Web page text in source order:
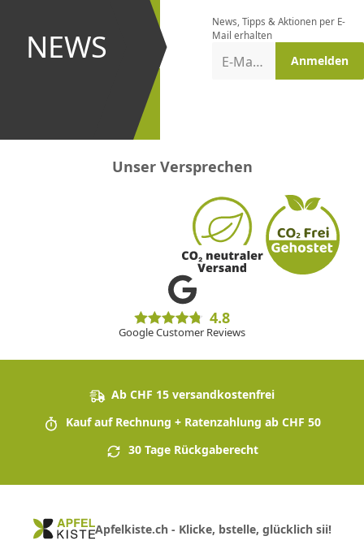
NEWS
und bei
Aktionen
News, Tipps & Aktionen per E-
Mail erhalten
E-Mail-Adresse Anmelden
Unser Versprechen
4.8
Google Customer Reviews
Ab CHF 15 versandkostenfrei
Kauf auf Rechnung + Ratenzahlung ab CHF 50
30 Tage Rückgaberecht
Apfelkiste.ch - Klicke, bstelle, glücklich sii!